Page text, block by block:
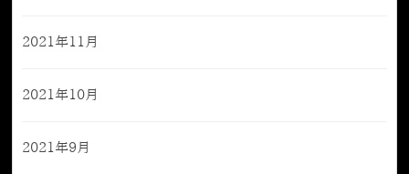
2021年11月
2021年10月
2021年9月